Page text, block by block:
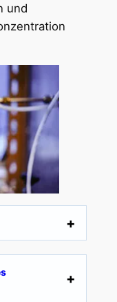
und